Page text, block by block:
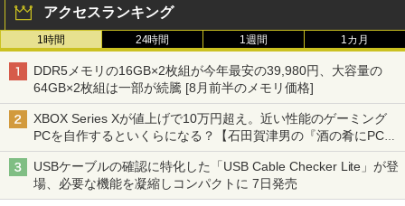
アクセスランキング
1時間 24時間 1週間 1カ月
DDR5メモリの16GB×2枚組が今年最安の39,980円、大容量の
64GB×2枚組は一部が続騰 [8月前半のメモリ価格]
XBOX Series Xが値上げで10万円超え。近い性能のゲーミング
PCを自作するといくらになる？【石田賀津男の『酒の肴にPCゲ
ーム』】
USBケーブルの確認に特化した「USB Cable Checker Lite」が登
場、必要な機能を凝縮しコンパクトに 7日発売